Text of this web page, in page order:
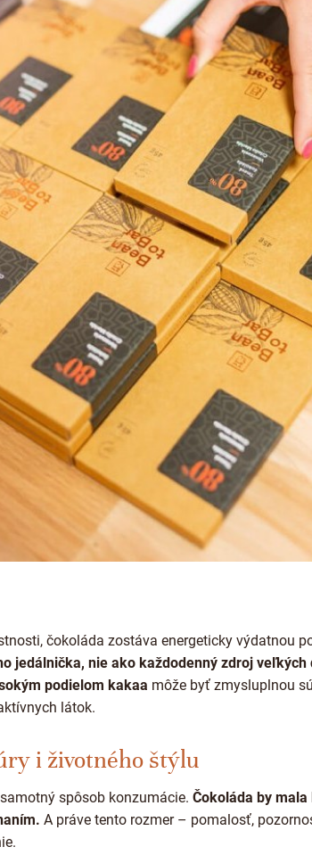
čokoláda zostáva energeticky výdatnou
jedálnička, nie ako každodenný zdroj veľkých
podielom kakaa môže byť zmysluplnou
látok.
i životného štýlu
spôsob konzumácie. Čokoláda by
A práve tento rozmer – pomalosť,